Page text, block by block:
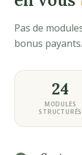
Pas de
bonus
24
MODULES
STRUCTURÉS